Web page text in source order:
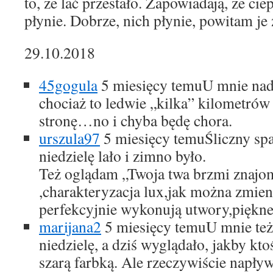
płynie. Dobrze, nich płynie, powitam
29.10.2018
45gogula 5 miesięcy temuU mnie
chociaż to ledwie „kilka”
stronę…no i chyba będę chora.
urszula97 5 miesięcy temuŚliczny
niedzielę lało i zimno było.
Też oglądam „Twoja twa brzmi
,charakteryzacja lux,jak można
perfekcyjnie wykonują
marijana2 5 miesięcy temuU mnie
niedzielę, a dziś wyglądało, jakby
szarą farbką. Ale rzeczywiście